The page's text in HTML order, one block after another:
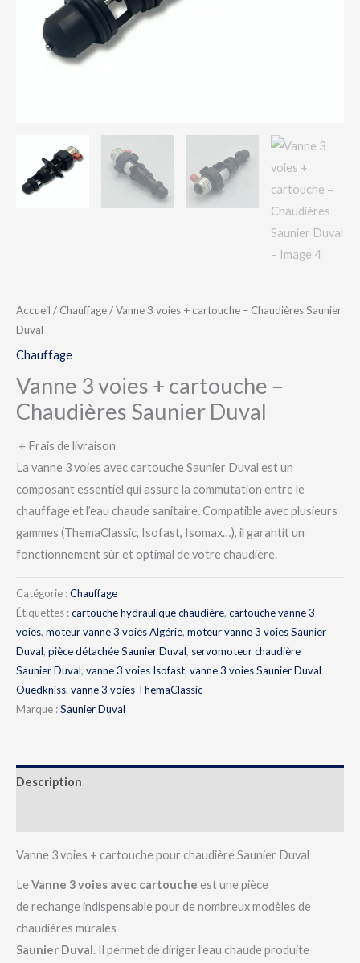
Accueil / Chauffage/ Vanne 3 voies + cartouche – Chaudières Saunier
Duval
Chauffage
Vanne 3 voies + cartouche –
Chaudières Saunier Duval
+ Frais de livraison
La vanne 3 voies avec cartouche Saunier Duval est un
composant essentiel qui assure la commutation entre le
chauffage et l’eau chaude sanitaire. Compatible avec plusieurs
gammes (ThemaClassic, Isofast, Isomax…), il garantit un
fonctionnement sûr et optimal de votre chaudière.
Catégorie :Chauffage
Étiquettes :cartouche hydraulique chaudière, cartouche vanne 3
voies, moteur vanne 3 voies Algérie, moteur vanne 3 voies Saunier
Duval, pièce détachée Saunier Duval, servomoteur chaudière
Saunier Duval, vanne 3 voies Isofast, vanne 3 voies Saunier Duval
Ouedkniss, vanne 3 voies ThemaClassic
Marque :Saunier Duval
Description
Vanne 3 voies + cartouche pour chaudière Saunier Duval
Le Vanne 3 voies avec cartouche est une pièce
de rechange indispensable pour de nombreux modèles de
chaudières murales
Saunier Duval. Il permet de diriger l’eau chaude produite